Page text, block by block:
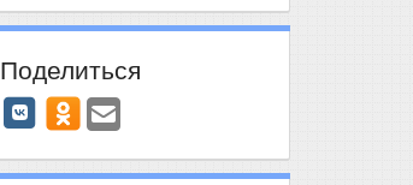
Поделиться